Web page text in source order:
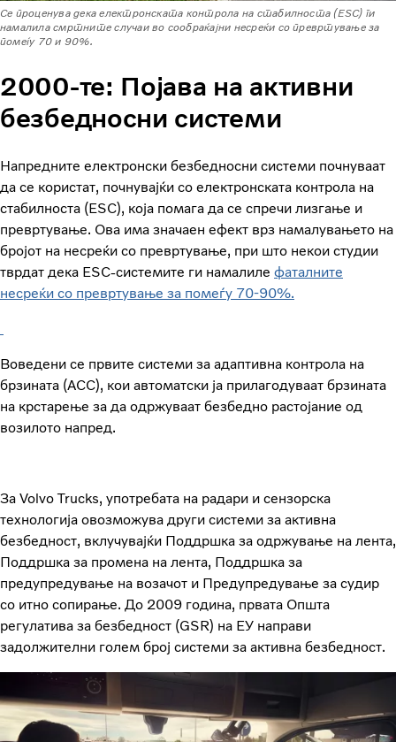
Се проценува дека електронската контрола на стабилноста (ESC) ги
намалила смртните случаи во сообраќајни несреќи со превртување за
помеѓу 70 и 90%.
2000-те: Појава на активни
безбедносни системи
Напредните електронски безбедносни системи почнуваат
да се користат, почнувајќи со електронската контрола на
стабилноста (ESC), која помага да се спречи лизгање и
превртување. Ова има значаен ефект врз намалувањето на
бројот на несреќи со превртување, при што некои студии
тврдат дека ESC-системите ги намалиле фаталните
несреќи со превртување за помеѓу 70-90%.
Воведени се првите системи за адаптивна контрола на
брзината (ACC), кои автоматски ја прилагодуваат брзината
на крстарење за да одржуваат безбедно растојание од
возилото напред.
За Volvo Trucks, употребата на радари и сензорска
технологија овозможува други системи за активна
безбедност, вклучувајќи Поддршка за одржување на лента,
Поддршка за промена на лента, Поддршка за
предупредување на возачот и Предупредување за судир
со итно сопирање. До 2009 година, првата Општа
регулатива за безбедност (GSR) на ЕУ направи
задолжителни голем број системи за активна безбедност.